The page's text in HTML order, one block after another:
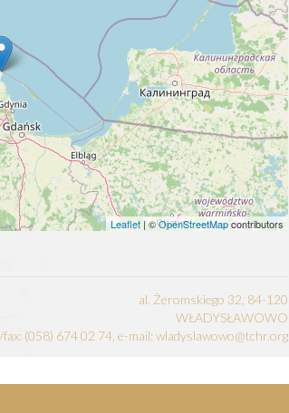
Leaflet | ©OpenStreetMapcontributors
al. Żeromskiego 32, 84-120
WŁADYSŁAWOWO
(058) 674 02 74, e-mail: wladyslawowo@tchr.org